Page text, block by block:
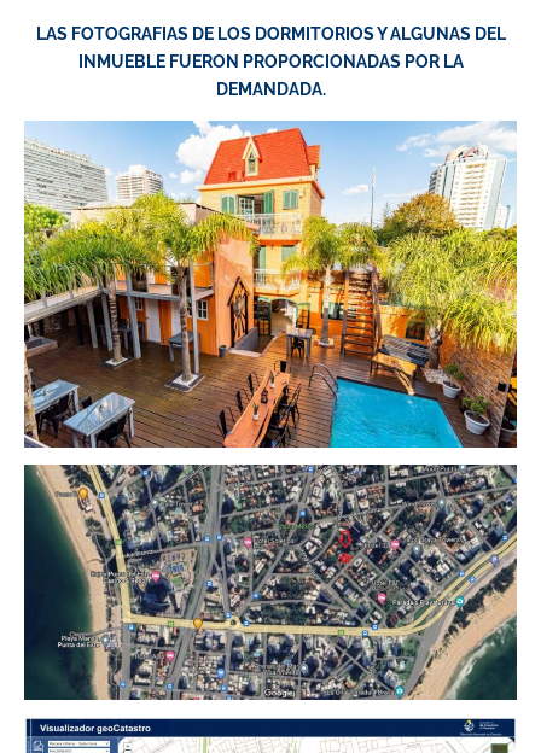
LAS FOTOGRAFIAS DE LOS DORMITORIOS Y ALGUNAS DEL
INMUEBLE FUERON PROPORCIONADAS POR LA
DEMANDADA.